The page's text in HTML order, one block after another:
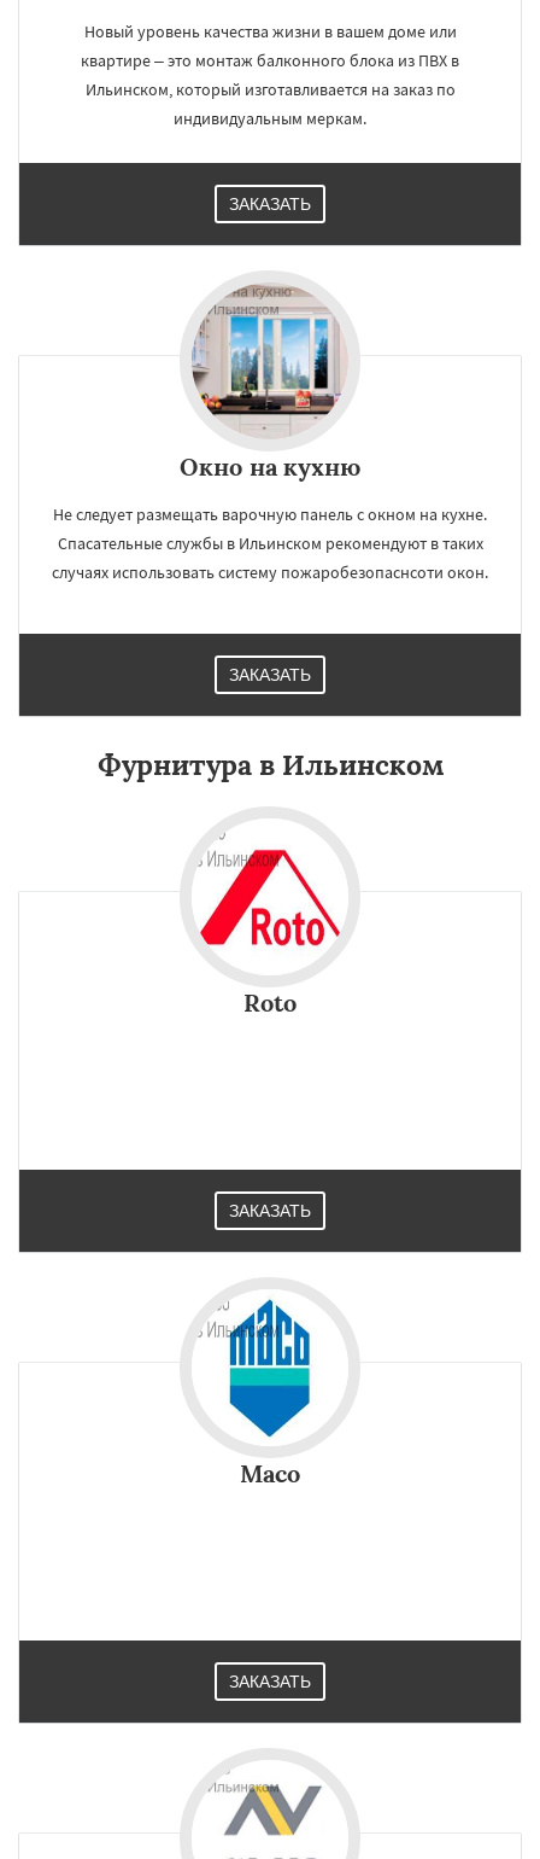
Родники Свердловск Северный
Софрино Томилино Тучково Уваровка
Фосфоритный
Хорлово Черкизово Черусти
Новый уровень качества жизни в вашем доме или
квартире – это монтаж балконного блока из ПВХ в
Ильинском, который изготавливается на заказ по
индивидуальным меркам.
ЗАКАЗАТЬ
Окно на кухню
Не следует размещать варочную панель с окном на кухне.
Спасательные службы в Ильинском рекомендуют в таких
случаях использовать систему пожаробезопаснсоти окон.
ЗАКАЗАТЬ
Фурнитура в Ильинском
Roto
ЗАКАЗАТЬ
Maco
ЗАКАЗАТЬ
Даю согласие на обработку персональных данных